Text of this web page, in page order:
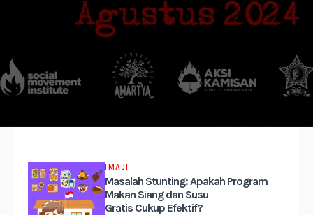
IMAJI
Masalah Stunting: Apakah Program
Makan Siang dan Susu
Gratis Cukup Efektif?